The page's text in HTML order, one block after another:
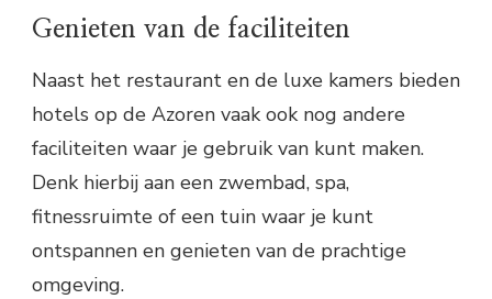
Genieten van de faciliteiten
Naast het restaurant en de luxe kamers bieden
hotels op de Azoren vaak ook nog andere
faciliteiten waar je gebruik van kunt maken.
Denk hierbij aan een zwembad, spa,
fitnessruimte of een tuin waar je kunt
ontspannen en genieten van de prachtige
omgeving.